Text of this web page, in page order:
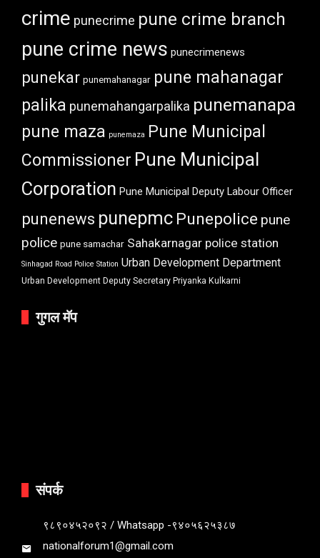
crime punecrime pune crime branch
pune crime news punecrimenews
punekar punemahanagar pune mahanagar
palika punemahangarpalika punemanapa
pune maza punemaza
Pune Municipal
Commissioner Pune Municipal
Corporation Pune Municipal Deputy Labour Officer
punenews punepmc Punepolice pune
police pune samachar Sahakarnagar police station
Sinhagad Road Police Station Urban Development Department
Urban Development Deputy Secretary Priyanka Kulkarni
गुगल मॅप
संपर्क
९८९०४५२०९२ / Whatsapp -९४०५६२५३८७
nationalforum1@gmail.com